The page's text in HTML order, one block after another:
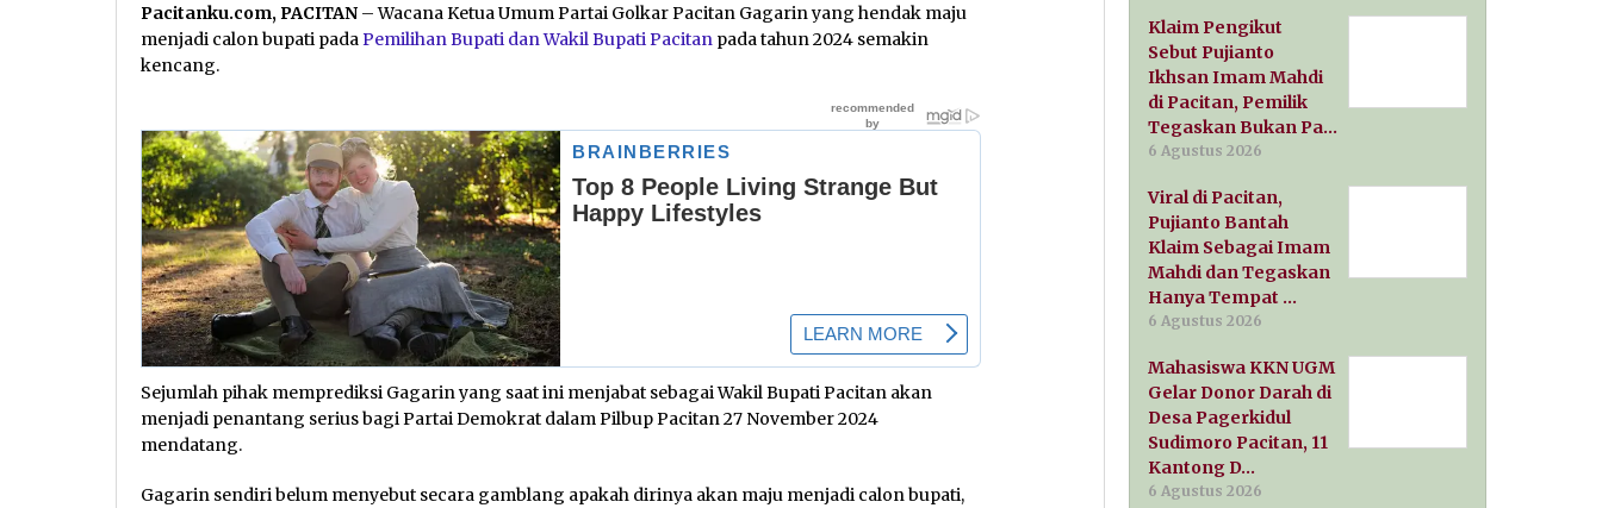
Pacitanku.com, PACITAN – Wacana Ketua Umum Partai Golkar Pacitan Gagarin yang hendak maju
menjadi calon bupati padaPemilihan Bupati dan Wakil Bupati Pacitan pada tahun 2024 semakin
kencang.
Sejumlah pihak memprediksi Gagarin yang saat ini menjabat sebagai Wakil Bupati Pacitan akan
menjadi penantang serius bagi Partai Demokrat dalam Pilbup Pacitan 27 November 2024
mendatang.
Gagarin sendiri belum menyebut secara gamblang apakah dirinya akan maju menjadi calon bupati,
Klaim Pengikut
Sebut Pujianto
Ikhsan Imam Mahdi
di Pacitan, Pemilik
Tegaskan Bukan Pa…
6 Agustus 2026
Viral di Pacitan,
Pujianto Bantah
Klaim Sebagai Imam
Mahdi dan Tegaskan
Hanya Tempat …
6 Agustus 2026
Mahasiswa KKN UGM
Gelar Donor Darah di
Desa Pagerkidul
Sudimoro Pacitan, 11
Kantong D…
6 Agustus 2026